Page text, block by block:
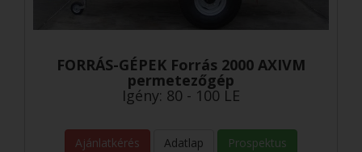
FORRÁS-GÉPEK Forrás 2000 AXIVM
permetezőgép
Igény: 80 - 100 LE
Ajánlatkérés Adatlap Prospektus